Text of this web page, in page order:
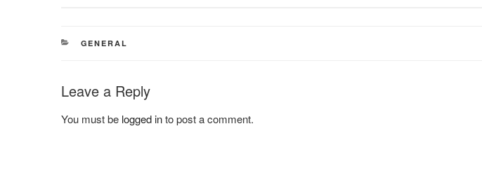
CATEGORIES
GENERAL
Leave a Reply
You must be logged into post a comment.